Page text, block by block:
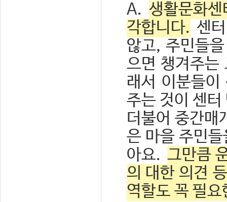
A. 생활문화
각합니다. 센
않고, 주민들
으면 챙겨주는
래서 이분들
주는 것이 센
더불어 중간매
은 마을 주민
아요. 그만큼
의 대한 의견
역할도 꼭 필